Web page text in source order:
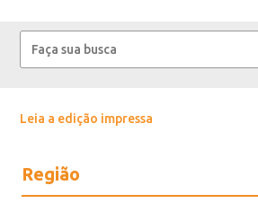
Leia a edição impressa
Região